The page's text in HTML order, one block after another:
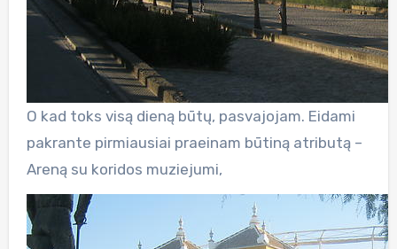
O kad toks visą dieną būtų, pasvajojam. Eidami
pakrante pirmiausiai praeinam būtiną atributą –
Areną su koridos muziejumi,